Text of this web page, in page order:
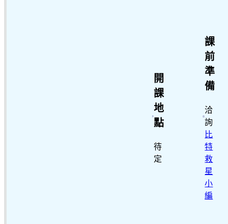
開
課
地
點
待
定
課
前
準
備
洽
詢
比
特
救
星
小
編